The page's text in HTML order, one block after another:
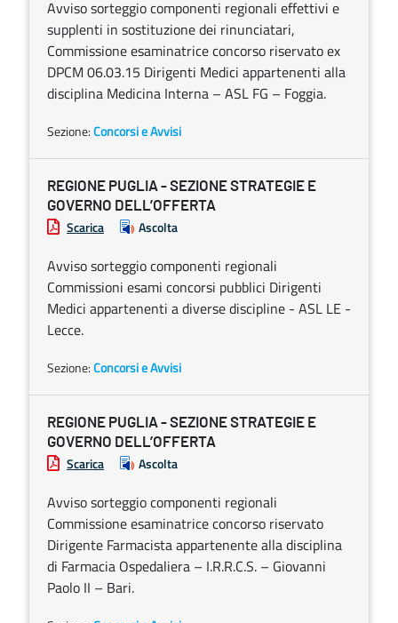
Avviso sorteggio componenti regionali effettivi e
supplenti in sostituzione dei rinunciatari,
Commissione esaminatrice concorso riservato ex
DPCM 06.03.15 Dirigenti Medici appartenenti alla
disciplina Medicina Interna – ASL FG – Foggia.
Sezione:Concorsi e Avvisi
REGIONE PUGLIA - SEZIONE STRATEGIE E
GOVERNO DELL’OFFERTA
Scarica Ascolta
Avviso sorteggio componenti regionali
Commissioni esami concorsi pubblici Dirigenti
Medici appartenenti a diverse discipline - ASL LE -
Lecce.
Sezione:Concorsi e Avvisi
REGIONE PUGLIA - SEZIONE STRATEGIE E
GOVERNO DELL’OFFERTA
Scarica Ascolta
Avviso sorteggio componenti regionali
Commissione esaminatrice concorso riservato
Dirigente Farmacista appartenente alla disciplina
di Farmacia Ospedaliera – I.R.R.C.S. – Giovanni
Paolo II – Bari.